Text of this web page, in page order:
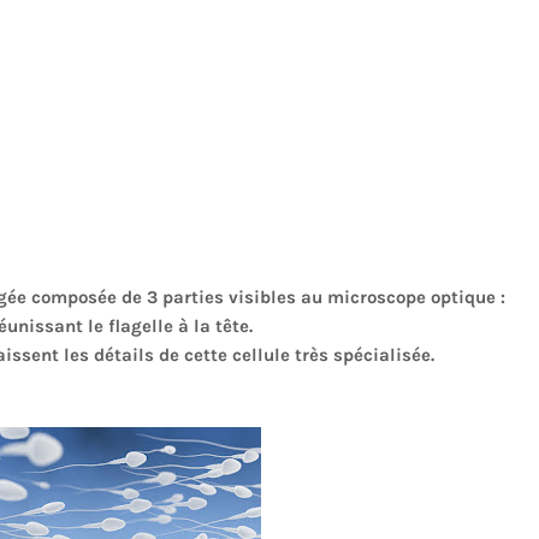
composée de 3 parties visibles au microscope optique :
le flagelle à la tête.
les détails de cette cellule très spécialisée.